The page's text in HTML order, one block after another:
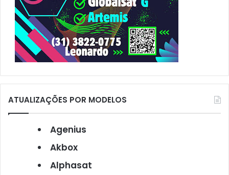
ATUALIZAÇÕES POR MODELOS
Agenius
Akbox
Alphasat